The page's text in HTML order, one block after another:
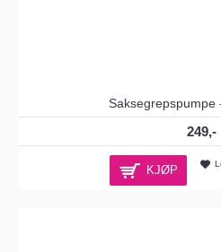
Saksegrepspumpe
249,-
KJØP